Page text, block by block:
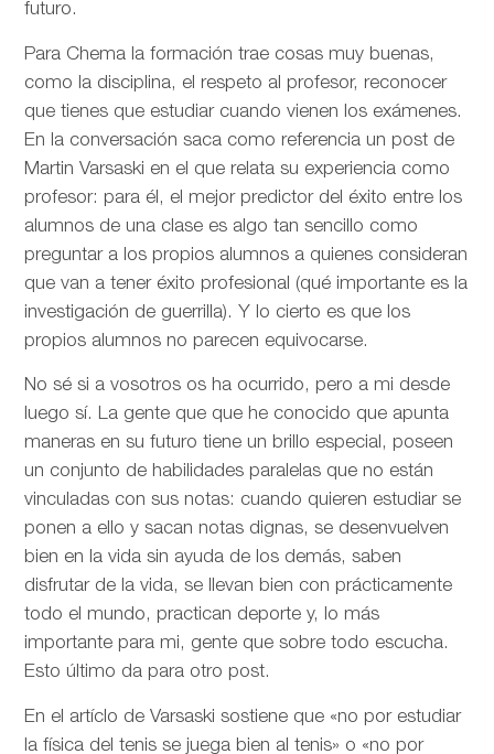
futuro.
Para Chema la formación trae cosas muy buenas,
como la disciplina, el respeto al profesor, reconocer
que tienes que estudiar cuando vienen los exámenes.
En la conversación saca como referencia un post de
Martin Varsaski en el que relata su experiencia como
profesor: para él, el mejor predictor del éxito entre los
alumnos de una clase es algo tan sencillo como
preguntar a los propios alumnos a quienes consideran
que van a tener éxito profesional (qué importante es la
investigación de guerrilla). Y lo cierto es que los
propios alumnos no parecen equivocarse.
No sé si a vosotros os ha ocurrido, pero a mi desde
luego sí. La gente que que he conocido que apunta
maneras en su futuro tiene un brillo especial, poseen
un conjunto de habilidades paralelas que no están
vinculadas con sus notas: cuando quieren estudiar se
ponen a ello y sacan notas dignas, se desenvuelven
bien en la vida sin ayuda de los demás, saben
disfrutar de la vida, se llevan bien con prácticamente
todo el mundo, practican deporte y, lo más
importante para mi, gente que sobre todo escucha.
Esto último da para otro post.
En el artíclo deVarsaski sostiene que «no por estudiar
la física del tenis se juega bien al tenis» o «no por